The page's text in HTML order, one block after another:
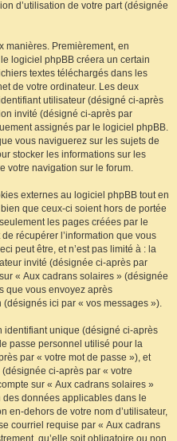
d’utilisation de votre part (désignée
manières. Premièrement, en
logiciel phpBB créera un certain
textes téléchargés dans les
de votre ordinateur. Les deux
utilisateur (désigné ci-après
invité (désigné ci-après par
assignés par le logiciel phpBB.
vous naviguerez sur les sujets de
stocker les informations sur les
votre navigation sur le forum.
externes au logiciel phpBB tout en
que ceux-ci soient hors de portée
les pages créées par le
récupérer l’information que vous
peut être, et n’est pas limité à : la
invité (désignée ci-après par
« Aux cadrans solaires » (désignée
que vous envoyez après
(désignés ici par « vos messages »).
identifiant unique (désigné ci-après
passe personnel utilisé pour la
par « votre mot de passe »), et
ci-après par « votre
sur « Aux cadrans solaires »
données applicables dans le
en-dehors de votre nom d’utilisateur,
courriel requise par « Aux cadrans